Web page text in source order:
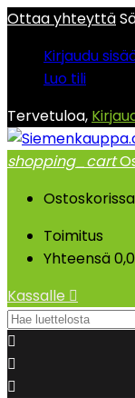
Ottaa yhteyttä
Kirjaudu
Luo tili
Tervetuloa,
shopping_cart
Toimitus
Yhteensä
Kassalle 


